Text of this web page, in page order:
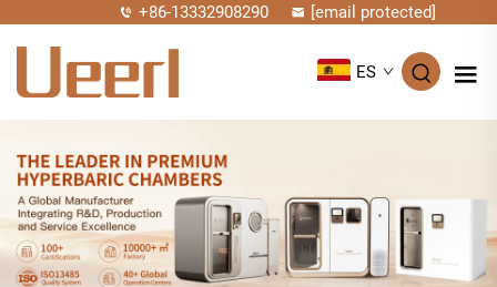
+86-13332908290 [email protected]
ES